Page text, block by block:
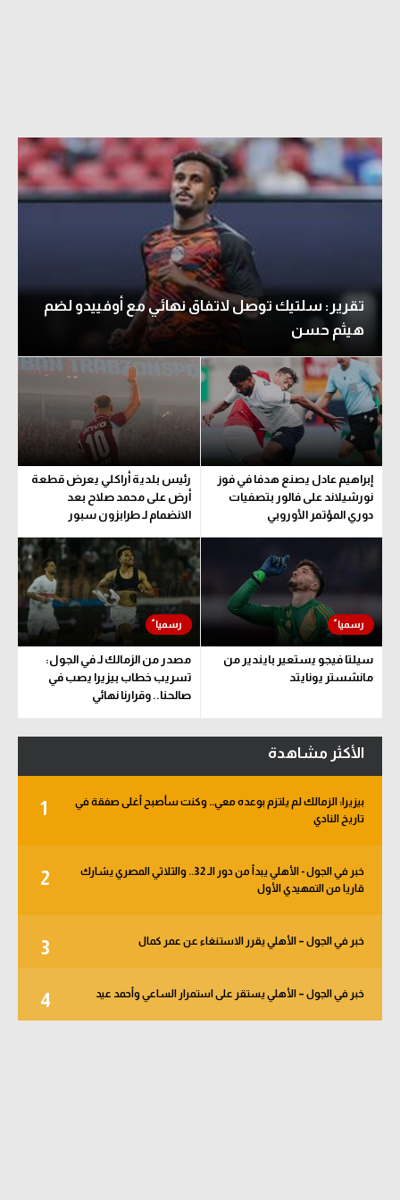
تقرير: سلتيك توصل لاتفاق نهائي مع أوفييدو لضم
هيثم حسن
إبراهيم عادل يصنع هدفا في فوز
نورشيلاند على فالور بتصفيات
دوري المؤتمر الأوروبي
رئيس بلدية أراكلي يعرض قطعة
أرض على محمد صلاح بعد
الانضمام لـ طرابزون سبور
سيلتا فيجو يستعير بايندير من
مانشستر يونايتد
مصدر من الزمالك لـ في الجول:
تسريب خطاب بيزيرا يصب في
صالحنا.. وقرارنا نهائي
الأكثر مشاهدة
1
بيزيرا: الزمالك لم يلتزم بوعده معي.. وكنت سأصبح أغلى صفقة في
تاريخ النادي
2
خبر في الجول - الأهلي يبدأ من دور الـ 32.. والثلاثي المصري يشارك
قاريا من التمهيدي الأول
3 خبر في الجول – الأهلي يقرر الاستنغاء عن عمر كمال
4 خبر في الجول – الأهلي يستقر على استمرار الساعي وأحمد عيد